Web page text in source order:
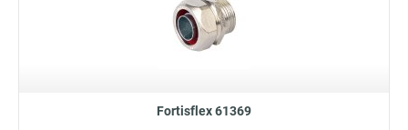
Fortisflex 61369